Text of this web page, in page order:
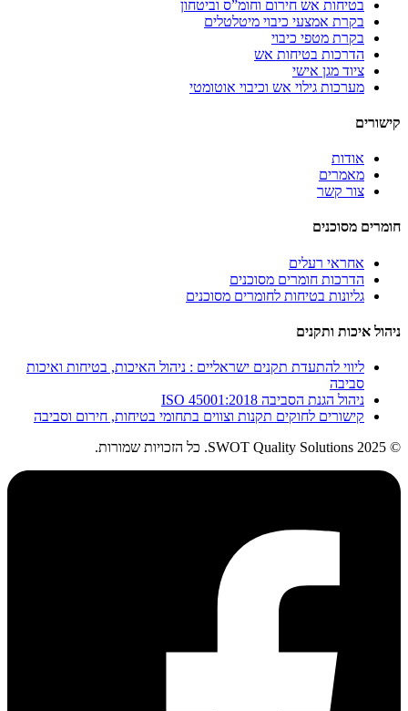
בטיחות אש חירום וחומ”ס וביטחון
בקרת אמצעי כיבוי מיטלטלים
בקרת מטפי כיבוי
הדרכות בטיחות אש
ציוד מגן אישי
מערכות גילוי אש וכיבוי אוטומטי
קישורים
אודות
מאמרים
צור קשר
חומרים מסוכנים
אחראי רעלים
הדרכות חומרים מסוכנים
גליונות בטיחות לחומרים מסוכנים
ניהול איכות ותקנים
ליווי להתעדת תקנים ישראליים : ניהול האיכות, בטיחות ואיכות
סביבה
ניהול הגנת הסביבה ISO 45001:2018
קישורים לחוקים תקנות וצווים בתחומי בטיחות, חירום וסביבה
© 2025 SWOT Quality Solutions. כל הזכויות שמורות.